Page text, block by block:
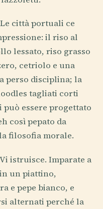
città portuali ce
il riso al
lessato, riso grasso
cetriolo e una
perso disciplina; la
tagliati corti
essere progettato
così pepato da
filosofia morale.
istruisce. Imparate a
un piattino,
e pepe bianco, e
alternati perché la